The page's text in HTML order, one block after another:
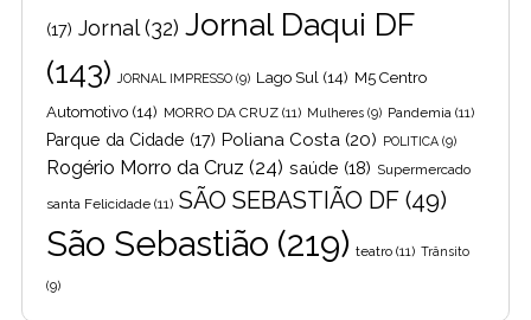
(17) Jornal(32) Jornal Daqui DF
(143)
JORNAL IMPRESSO (9) Lago Sul (14) M5 Centro
Automotivo (14) MORRO DA CRUZ (11) Mulheres (9) Pandemia (11)
Parque da Cidade (17) Poliana Costa (20) POLITICA (9)
Rogério Morro da Cruz (24) saúde (18) Supermercado
santa Felicidade (11) SÃO SEBASTIÃO DF (49)
São Sebastião (219) teatro (11) Trânsito
(9)